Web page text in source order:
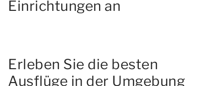
Einrichtungen an
Erleben Sie die besten
Ausflüge in der Umgebung